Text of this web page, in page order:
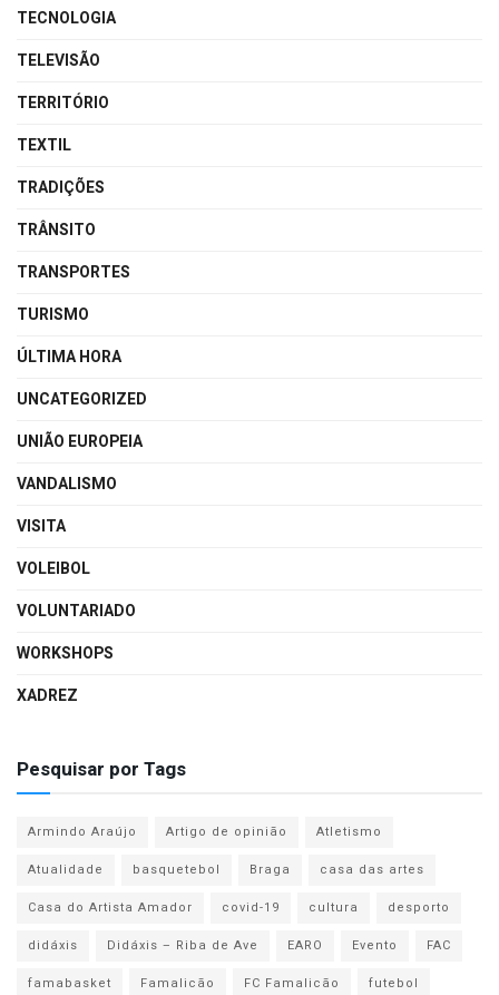
TECNOLOGIA
TELEVISÃO
TERRITÓRIO
TEXTIL
TRADIÇÕES
TRÂNSITO
TRANSPORTES
TURISMO
ÚLTIMA HORA
UNCATEGORIZED
UNIÃO EUROPEIA
VANDALISMO
VISITA
VOLEIBOL
VOLUNTARIADO
WORKSHOPS
XADREZ
Pesquisar por Tags
Armindo Araújo Artigo de opinião
Atletismo
Atualidade
basquetebol Braga
casa das artes
Casa do Artista Amador
covid-19 cultura
desporto
didáxis
Didáxis – Riba de Ave EARO Evento
FAC
famabasket
Famalicão FC Famalicão
futebol